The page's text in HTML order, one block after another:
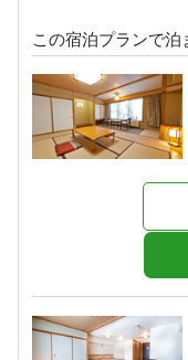
この宿泊プランで泊